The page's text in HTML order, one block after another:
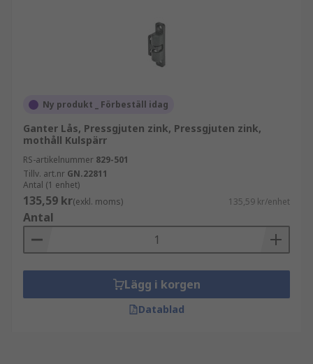
Ny produkt _ Förbeställ idag
Ganter Lås, Pressgjuten zink, Pressgjuten zink,
mothåll Kulspärr
RS-artikelnummer 829-501
Tillv. art.nr GN.22811
Antal (1 enhet)
135,59 kr(exkl. moms) 135,59 kr/enhet
Antal
Lägg i korgen
Datablad